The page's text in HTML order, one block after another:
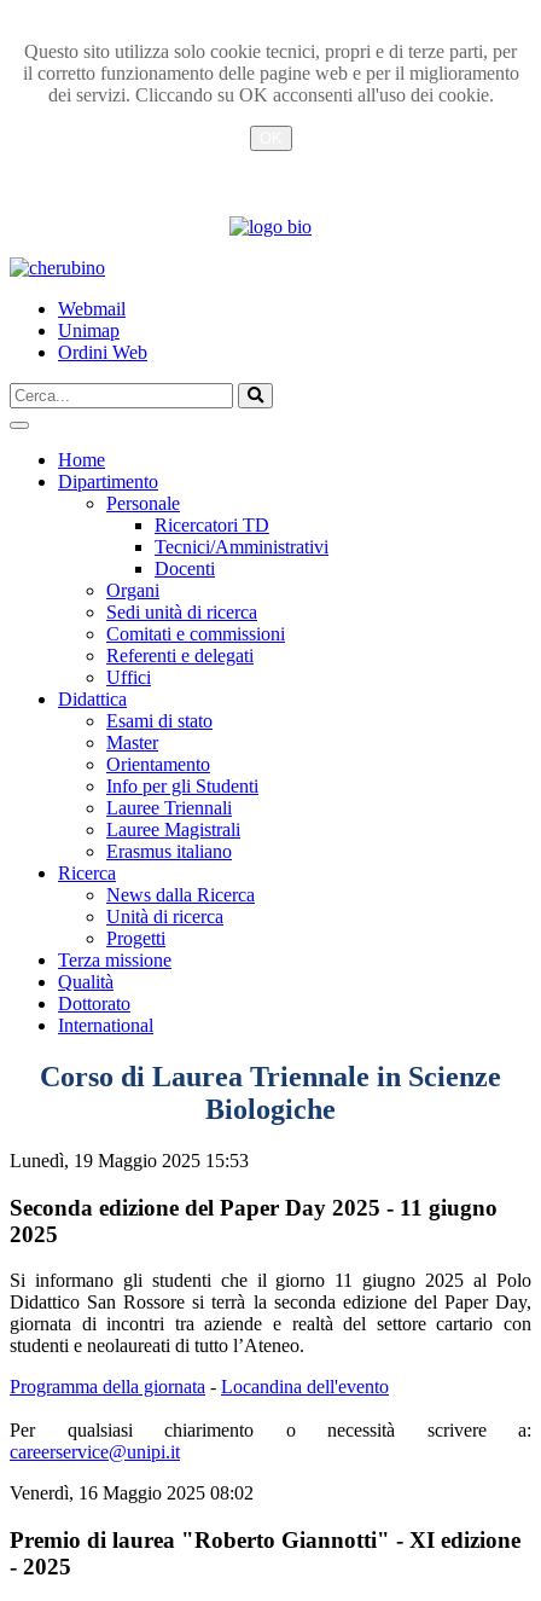
Questo sito utilizza solo cookie tecnici, propri e di terze parti, per
il corretto funzionamento delle pagine web e per il miglioramento
dei servizi. Cliccando su OK acconsenti all'uso dei cookie.
TPL_UNIPI_SKIP_TO_CONTENT
Webmail
Unimap
Ordini Web
Cerca...
Vai
Home
Dipartimento
Personale
Ricercatori TD
Tecnici/Amministrativi
Docenti
Organi
Sedi unità di ricerca
Comitati e commissioni
Referenti e delegati
Uffici
Didattica
Esami di stato
Master
Orientamento
Info per gli Studenti
Lauree Triennali
Lauree Magistrali
Erasmus italiano
Ricerca
News dalla Ricerca
Unità di ricerca
Progetti
Terza missione
Qualità
Dottorato
International
Corso di Laurea Triennale in Scienze
Biologiche
Lunedì, 19 Maggio 2025 15:53
Seconda edizione del Paper Day 2025 - 11 giugno
2025
Si informano gli studenti che il giorno 11 giugno 2025 al Polo
Didattico San Rossore si terrà la seconda edizione del Paper Day,
giornata di incontri tra aziende e realtà del settore cartario con
studenti e neolaureati di tutto l’Ateneo.
Programma della giornata - Locandina dell'evento
Per qualsiasi chiarimento o necessità scrivere a:
careerservice@unipi.it
Venerdì, 16 Maggio 2025 08:02
Premio di laurea "Roberto Giannotti" - XI edizione
- 2025